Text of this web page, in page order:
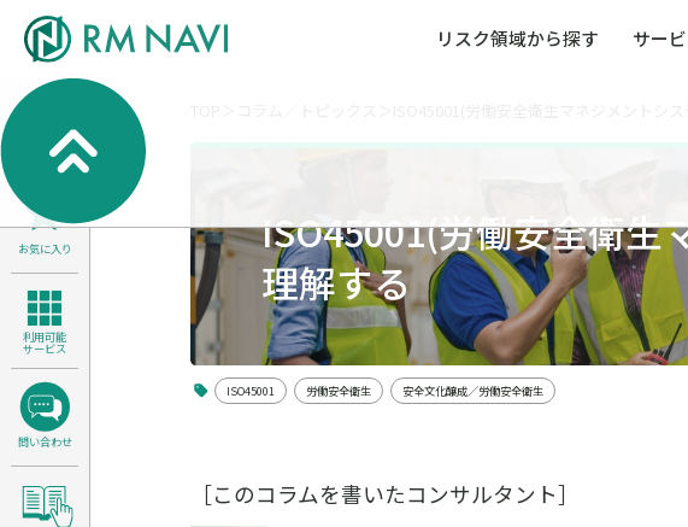
リスク領域から探す サー
サステナビリティ経営支援
人権・
医療／介護／障害福祉／子ども・児童福祉等
全社的
製品安全・食品安全
コンプ
検索
お気に入り
利用可能
サービス
問い合わせ
ISO45001(労働安全衛生
理解する
ISO45001 労働安全衛生 安全文化醸成／労働安全衛生
［このコラムを書いたコンサルタント］